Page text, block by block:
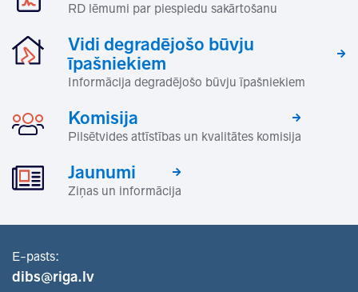
RD lēmumi par piespiedu sakārtošanu
Vidi degradējošo būvju
īpašniekiem
Informācija degradējošo būvju īpašniekiem
Komisija
Pilsētvides attīstības un kvalitātes komisija
Jaunumi
Ziņas un informācija
E-pasts:
dibs@riga.lv